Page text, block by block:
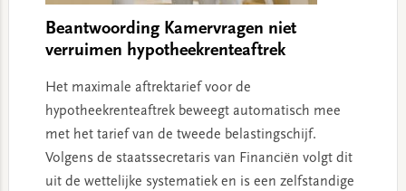
Beantwoording Kamervragen niet
verruimen hypotheekrenteaftrek
Het maximale aftrektarief voor de
hypotheekrenteaftrek beweegt automatisch mee
met het tarief van de tweede belastingschijf.
Volgens de staatssecretaris van Financiën volgt dit
uit de wettelijke systematiek en is een zelfstandige